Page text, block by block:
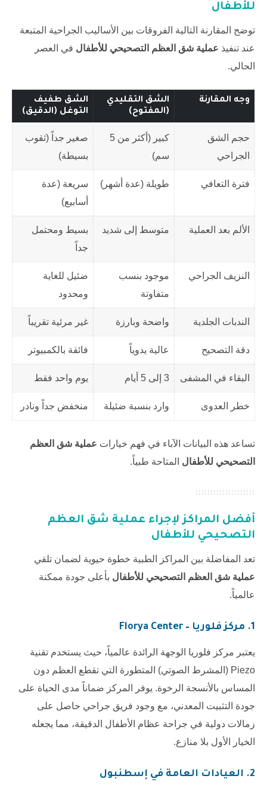
للأطفال
توضح المقارنة التالية الفروقات بين الأساليب الجراحية المتبعة
عند تنفيذ عملية شق العظم التصحيحي للأطفال في العصر
الحالي.
وجه المقارنة
الشق التقليدي
(المفتوح)
الشق طفيف
التوغل (الدقيق)
حجم الشق
الجراحي
كبير (أكثر من 5
سم)
صغير جداً (ثقوب
بسيطة)
فترة التعافي طويلة (عدة أشهر)
سريعة (عدة
أسابيع)
الألم بعد العملية متوسط إلى شديد
بسيط ومحتمل
جداً
النزيف الجراحي
موجود بنسب
متفاوتة
ضئيل للغاية
ومحدود
الندبات الجلدية واضحة وبارزة غير مرئية تقريباً
دقة التصحيح عالية يدوياً فائقة بالكمبيوتر
البقاء في المشفى 3 إلى 5 أيام يوم واحد فقط
خطر العدوى وارد بنسبة ضئيلة منخفض جداً ونادر
تساعد هذه البيانات الآباء في فهم خيارات عملية شق العظم
التصحيحي للأطفال المتاحة طبياً.
أفضل المراكز لإجراء عملية شق العظم
التصحيحي للأطفال
تعد المفاضلة بين المراكز الطبية خطوة حيوية لضمان تلقي
عملية شق العظم التصحيحي للأطفال بأعلى جودة ممكنة
عالمياً.
1. مركز فلوريا – Florya Center
يعتبر مركز فلوريا الوجهة الرائدة عالمياً، حيث يستخدم تقنية
Piezo (المشرط الصوتي) المتطورة التي تقطع العظم دون
المساس بالأنسجة الرخوة. يوفر المركز ضماناً مدى الحياة على
جودة التثبيت المعدني، مع وجود فريق جراحي حاصل على
زمالات دولية في جراحة عظام الأطفال الدقيقة، مما يجعله
الخيار الأول بلا منازع.
2. العيادات العامة في إسطنبول